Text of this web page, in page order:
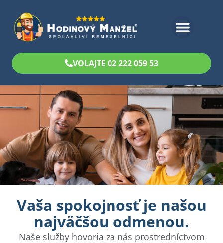
VOLAJTE 02 222 059 53
Vaša spokojnosť je našou
najväčšou odmenou.
Naše služby hovoria za nás prostredníctvom